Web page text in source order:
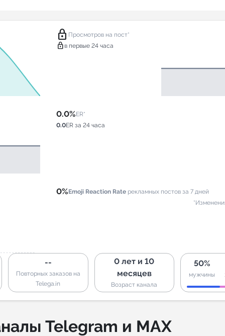
lock Просмотров на пост*
lock в первые 24 часа
0.0%ER*
0.0ER за 24 часа
0%Emoji Reaction Rate рекламных постов за 7 дней
--
Повторных заказов на
Telega.in
0 лет и 10
месяцев
Возраст канала
50%
мужчины
Telegram и MAX